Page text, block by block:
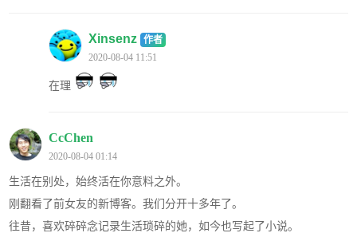
Xinsenz 作者
2020-08-04 11:51
在理
CcChen
2020-08-04 01:14
生活在别处，始终活在你意料之外。
刚翻看了前女友的新博客。我们分开十多年了。
往昔，喜欢碎碎念记录生活琐碎的她，如今也写起了小说。